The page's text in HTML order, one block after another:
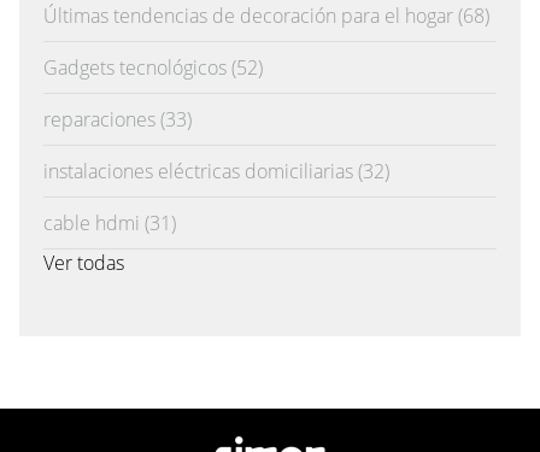
Últimas tendencias de decoración para el hogar(68)
Gadgets tecnológicos(52)
reparaciones(33)
instalaciones eléctricas domiciliarias(32)
cable hdmi (31)
Ver todas